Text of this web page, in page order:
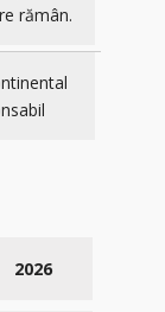
rămân.
2026